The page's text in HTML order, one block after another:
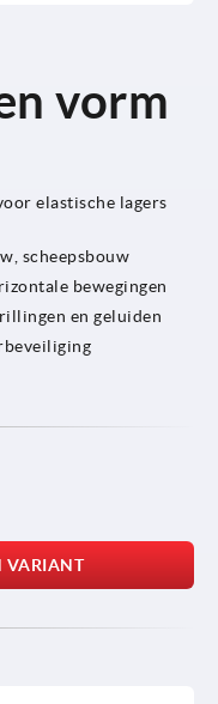
vorm
elastische lagers
scheepsbouw
bewegingen
en geluiden
VARIANT